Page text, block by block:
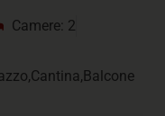
Camere: 2